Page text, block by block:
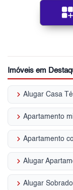
Imóveis em
keyboard_arrow_right Alugar Casa
keyboard_arrow_right
keyboard_arrow_right
keyboard_arrow_right Alugar
keyboard_arrow_right Alugar